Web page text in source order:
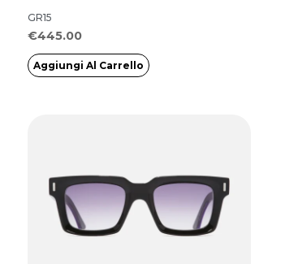
GR15
€445.00
Aggiungi Al Carrello